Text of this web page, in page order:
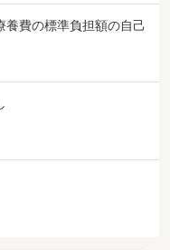
養費の標準負担額の自己